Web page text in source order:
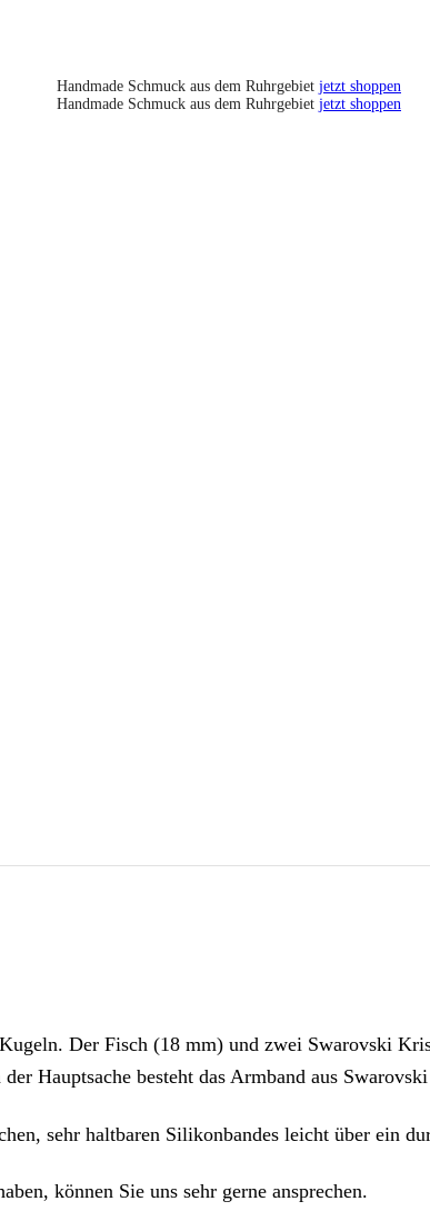
Handmade Schmuck aus dem Ruhrgebiet jetzt shoppen
Handmade Schmuck aus dem Ruhrgebiet jetzt shoppen
Der Fisch (18 mm) und zwei Swarovski
Hauptsache besteht das Armband aus
sehr haltbaren Silikonbandes leicht über ein
können Sie uns sehr gerne ansprechen.